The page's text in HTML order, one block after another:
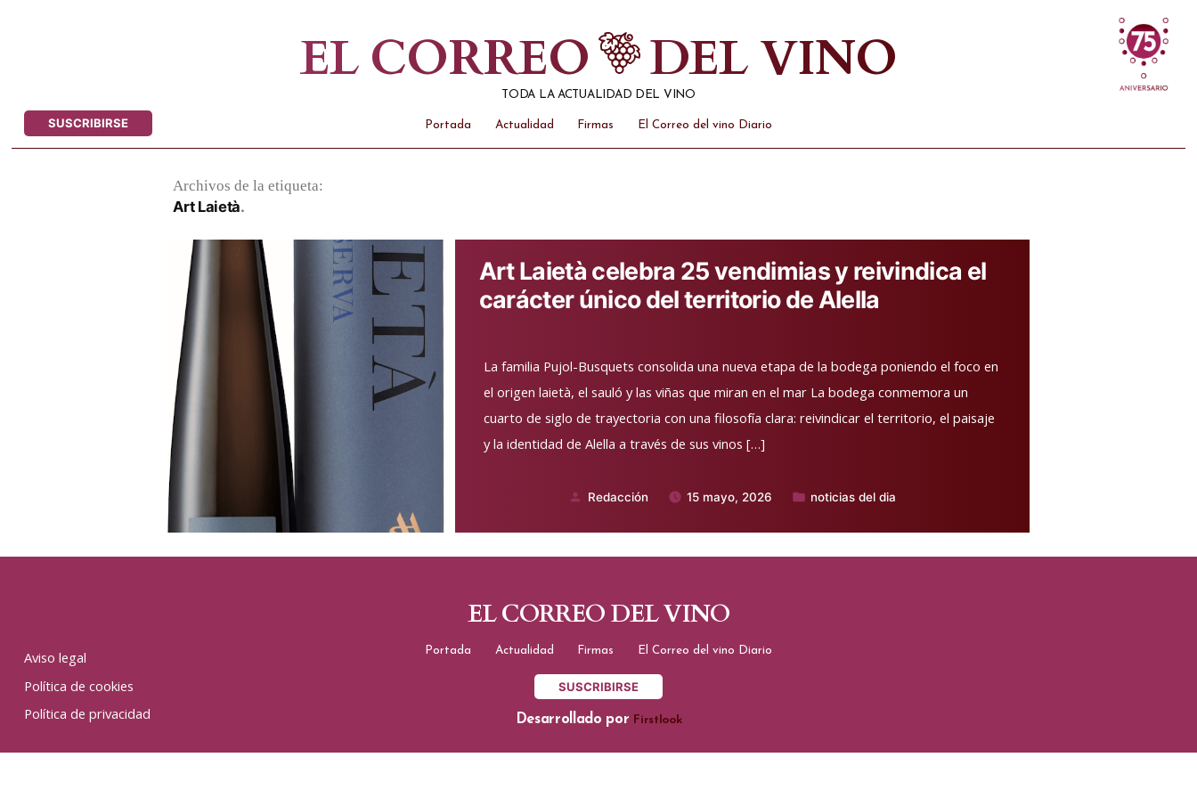
EL CORREO DEL VINO
TODA LA ACTUALIDAD DEL VINO
SUSCRIBIRSE Portada Actualidad Firmas El Correo del vino Diario
Archivos de la etiqueta:
Art Laietà
Art Laietà celebra 25 vendimias y reivindica el
carácter único del territorio de Alella
La familia Pujol-Busquets consolida una nueva etapa de la bodega poniendo el foco en
el origen laietà, el sauló y las viñas que miran en el mar La bodega conmemora un
cuarto de siglo de trayectoria con una filosofía clara: reivindicar el territorio, el paisaje
y la identidad de Alella a través de sus vinos […]
Publicado
Redacción 15 mayo, 2026
Publicado
noticias del dia
Aviso legal
Política de cookies
Política de privacidad
EL CORREO DEL VINO
Portada Actualidad Firmas El Correo del vino Diario
SUSCRIBIRSE
Desarrollado por Firstlook